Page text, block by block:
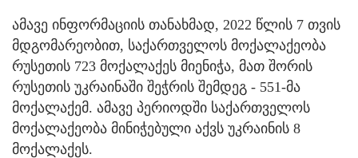
ამავე ინფორმაციის თანახმად, 2022 წლის 7 თვის
მდგომარეობით, საქართველოს მოქალაქეობა
რუსეთის 723 მოქალაქეს მიენიჭა, მათ შორის
რუსეთის უკრაინაში შეჭრის შემდეგ - 551-მა
მოქალაქემ. ამავე პერიოდში საქართველოს
მოქალაქეობა მინიჭებული აქვს უკრაინის 8
მოქალაქეს.